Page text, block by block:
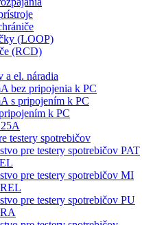
(LOOP)
(RCD)
a el. náradia
bez pripojenia k PC
s pripojením k PC
k PC
testery spotrebičov
pre testery spotrebičov PAT
pre testery spotrebičov MI
pre testery spotrebičov PU